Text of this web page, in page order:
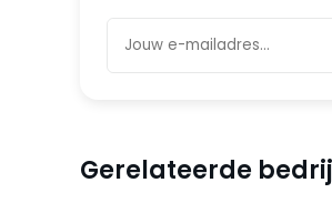
Bedrijfsruimte met
Mogelijkheid tot
Gerelateerde